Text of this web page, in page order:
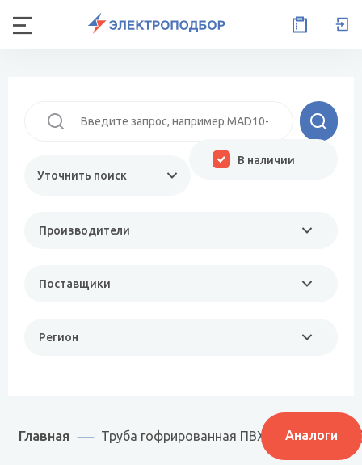
Уточнить поиск
Производители
Поставщики
Регион
В наличии
Главная Труба гофрированная ПВХ d 20 с зондом
Аналоги